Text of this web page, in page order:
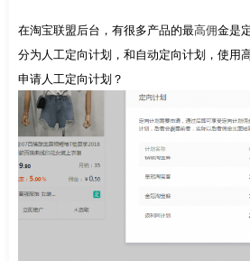
在淘宝联盟后台，有很多产品的最高佣金是
分为人工定向计划，和自动定向计划，使用
申请人工定向计划？